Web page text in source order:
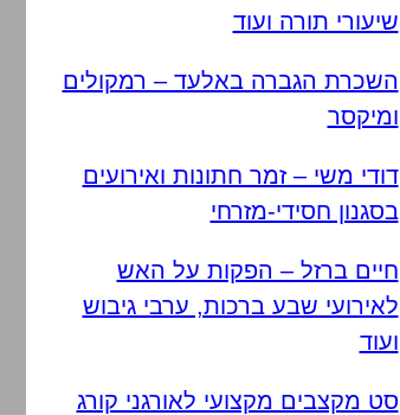
שיעורי תורה ועוד
השכרת הגברה באלעד – רמקולים
ומיקסר
דודי משי – זמר חתונות ואירועים
בסגנון חסידי-מזרחי
חיים ברזל – הפקות על האש
לאירועי שבע ברכות, ערבי גיבוש
ועוד
סט מקצבים מקצועי לאורגני קורג